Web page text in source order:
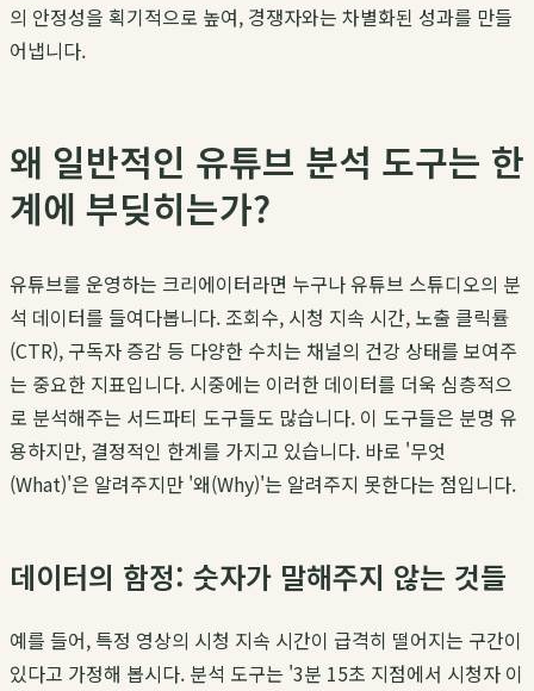
의 안정성을 획기적으로 높여, 경쟁자와는 차별화된 성과를 만들
어냅니다.
왜 일반적인 유튜브 분석 도구는 한
계에 부딪히는가?
유튜브를 운영하는 크리에이터라면 누구나 유튜브 스튜디오의 분
석 데이터를 들여다봅니다. 조회수, 시청 지속 시간, 노출 클릭률
(CTR), 구독자 증감 등 다양한 수치는 채널의 건강 상태를 보여주
는 중요한 지표입니다. 시중에는 이러한 데이터를 더욱 심층적으
로 분석해주는 서드파티 도구들도 많습니다. 이 도구들은 분명 유
용하지만, 결정적인 한계를 가지고 있습니다. 바로 '무엇
(What)'은 알려주지만 '왜(Why)'는 알려주지 못한다는 점입니다.
데이터의 함정: 숫자가 말해주지 않는 것들
예를 들어, 특정 영상의 시청 지속 시간이 급격히 떨어지는 구간이
있다고 가정해 봅시다. 분석 도구는 '3분 15초 지점에서 시청자 이